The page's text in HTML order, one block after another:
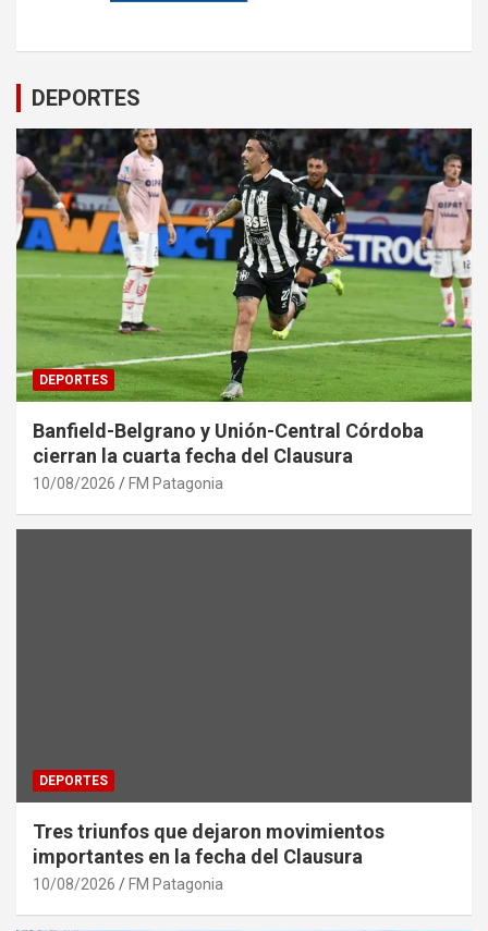
DEPORTES
DEPORTES
Banfield-Belgrano y Unión-Central Córdoba
cierran la cuarta fecha del Clausura
10/08/2026 FM Patagonia
DEPORTES
Tres triunfos que dejaron movimientos
importantes en la fecha del Clausura
10/08/2026 FM Patagonia